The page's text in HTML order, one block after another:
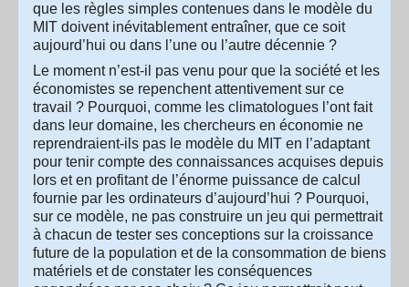
que les règles simples contenues dans le modèle du
MIT doivent inévitablement entraîner, que ce soit
aujourd’hui ou dans l’une ou l’autre décennie ?
Le moment n’est-il pas venu pour que la société et les
économistes se repenchent attentivement sur ce
travail ? Pourquoi, comme les climatologues l’ont fait
dans leur domaine, les chercheurs en économie ne
reprendraient-ils pas le modèle du MIT en l’adaptant
pour tenir compte des connaissances acquises depuis
lors et en profitant de l’énorme puissance de calcul
fournie par les ordinateurs d’aujourd’hui ? Pourquoi,
sur ce modèle, ne pas construire un jeu qui permettrait
à chacun de tester ses conceptions sur la croissance
future de la population et de la consommation de biens
matériels et de constater les conséquences